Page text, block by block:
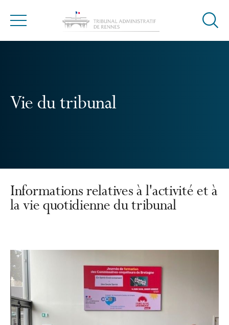
Menu
Ouvrir
Vie du tribunal
Informations relatives à l'activité et à
la vie quotidienne du tribunal